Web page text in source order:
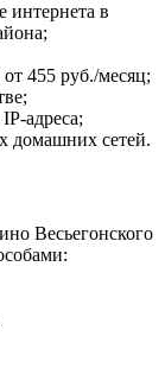
интернета в
455 руб./месяц;
адреса;
домашних сетей.
Весьегонского